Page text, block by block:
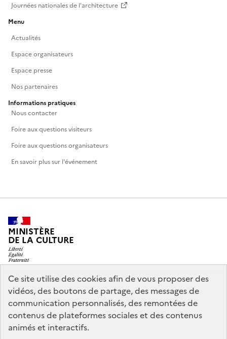
Ce site utilise des cookies afin de vous proposer des
vidéos, des boutons de partage, des messages de
communication personnalisés, des remontées de
contenus de plateformes sociales et des contenus
animés et interactifs.
Journées nationales de l'architecture
Menu
Actualités
Espace organisateurs
Espace presse
Nos partenaires
Informations pratiques
Nous contacter
Foire aux questions visiteurs
Foire aux questions organisateurs
En savoir plus sur l'événement
MINISTÈRE
DE LA CULTURE
legifrance.gouv.fr
info.gouv.fr
service-public.gouv.fr
data.gouv.fr